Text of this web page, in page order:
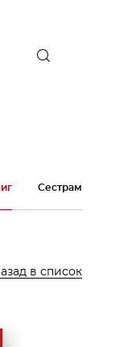
Сестрам
в список